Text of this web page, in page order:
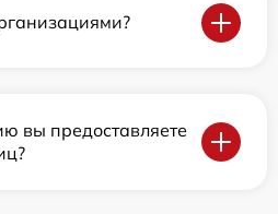
вы предоставляете